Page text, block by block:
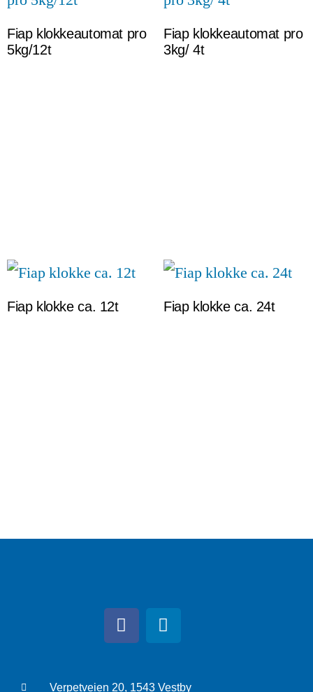
Fiap klokkeautomat pro
5kg/12t
Fiap klokkeautomat pro
3kg/ 4t
Fiap klokke ca. 12t Fiap klokke ca. 24t
Verpetveien 20, 1543 Vestby